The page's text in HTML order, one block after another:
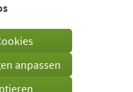
anpassen